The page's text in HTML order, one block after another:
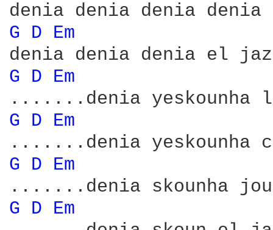
G D Em
G D Em
G D Em
G D Em
G D Em